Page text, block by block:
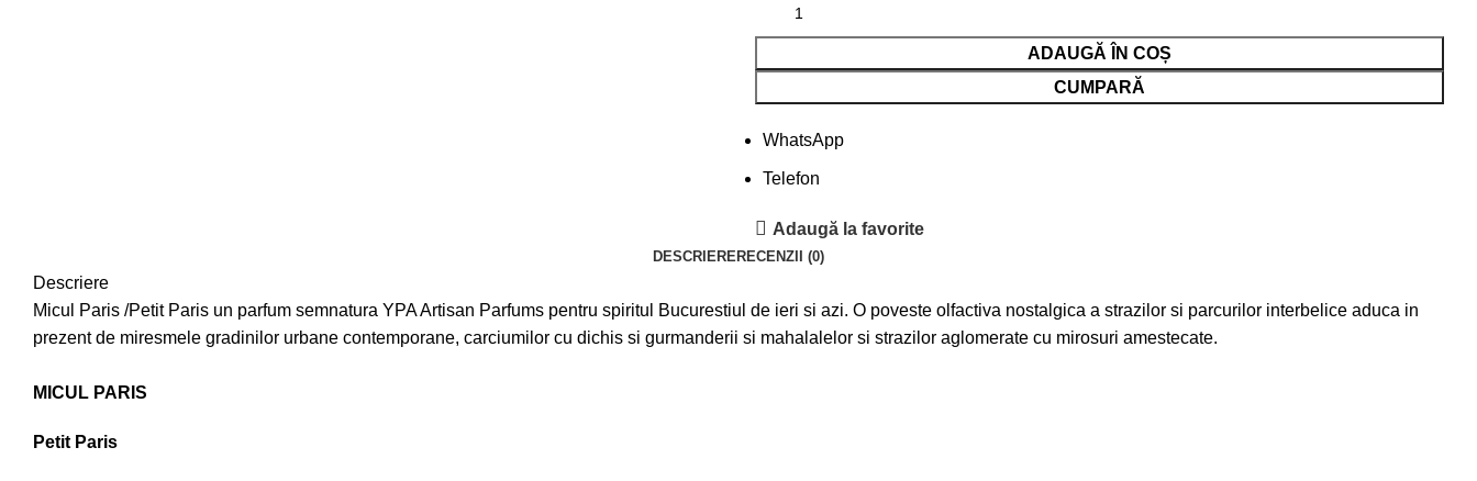
ADAUGĂ ÎN COȘ
CUMPARĂ
WhatsApp
Telefon
Adaugă la favorite
DESCRIERERECENZII (0)
Descriere
Micul Paris /Petit Paris un parfum semnatura YPA Artisan Parfums pentru spiritul Bucurestiul de ieri si azi. O poveste olfactiva nostalgica a strazilor si parcurilor interbelice aduca in
prezent de miresmele gradinilor urbane contemporane, carciumilor cu dichis si gurmanderii si mahalalelor si strazilor aglomerate cu mirosuri amestecate.
MICUL PARIS
Petit Paris